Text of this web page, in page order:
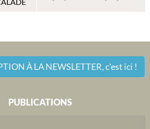
À LA NEWSLETTER,c'est ici !
PUBLICATIONS